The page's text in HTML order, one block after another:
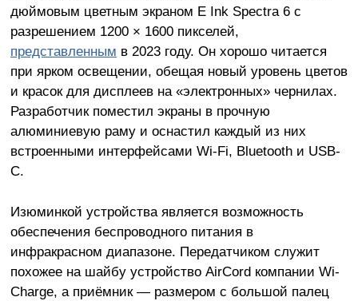
дюймовым цветным экраном E Ink Spectra 6 с
разрешением 1200 × 1600 пикселей,
представленным в 2023 году. Он хорошо читается
при ярком освещении, обещая новый уровень цветов
и красок для дисплеев на «электронных» чернилах.
Разработчик поместил экраны в прочную
алюминиевую раму и оснастил каждый из них
встроенными интерфейсами Wi-Fi, Bluetooth и USB-
C.
Изюминкой устройства является возможность
обеспечения беспроводного питания в
инфракрасном диапазоне. Передатчиком служит
похожее на шайбу устройство AirCord компании Wi-
Charge, а приёмник — размером с большой палец